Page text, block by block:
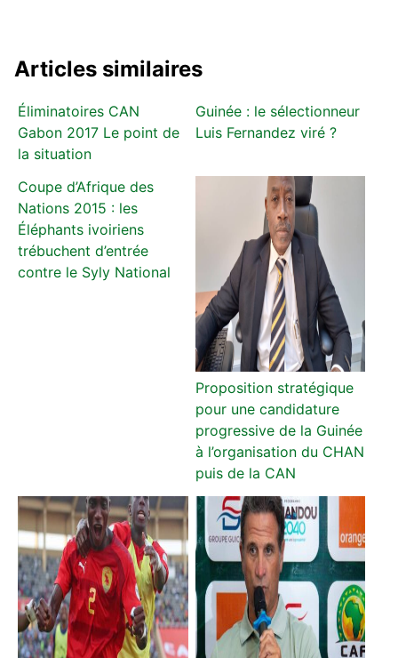
Articles similaires
Éliminatoires CAN
Gabon 2017 Le point de
la situation
Guinée : le sélectionneur
Luis Fernandez viré ?
Coupe d’Afrique des
Nations 2015 : les
Éléphants ivoiriens
trébuchent d’entrée
contre le Syly National
Proposition stratégique
pour une candidature
progressive de la Guinée
à l’organisation du CHAN
puis de la CAN